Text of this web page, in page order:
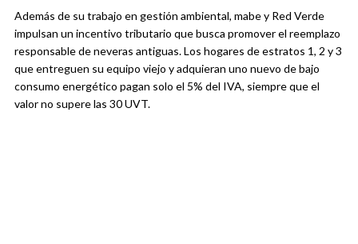
Además de su trabajo en gestión ambiental, mabe y Red Verde
impulsan un incentivo tributario que busca promover el reemplazo
responsable de neveras antiguas. Los hogares de estratos 1, 2 y 3
que entreguen su equipo viejo y adquieran uno nuevo de bajo
consumo energético pagan solo el 5% del IVA, siempre que el
valor no supere las 30 UVT.